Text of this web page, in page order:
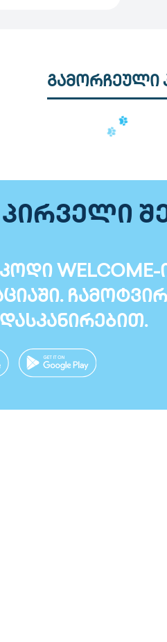
გამორჩეული
WELCOME-